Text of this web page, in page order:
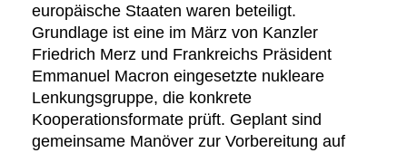
europäische Staaten waren beteiligt.
Grundlage ist eine im März von Kanzler
Friedrich Merz und Frankreichs Präsident
Emmanuel Macron eingesetzte nukleare
Lenkungsgruppe, die konkrete
Kooperationsformate prüft. Geplant sind
gemeinsame Manöver zur Vorbereitung auf